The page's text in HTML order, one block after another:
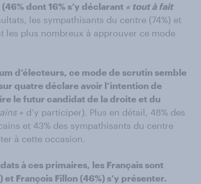
dont 16% s’y déclarant « tout à fait
les sympathisants du centre (74%) et
les plus nombreux à approuver ce mode
d’électeurs, ce mode de scrutin semble
quatre déclare avoir l’intention de
le futur candidat de la droite et du
» d’y participer). Plus en détail, 48% des
et 43% des sympathisants du centre
à cette occasion.
à ces primaires, les Français sont
François Fillon (46%) s’y présenter.